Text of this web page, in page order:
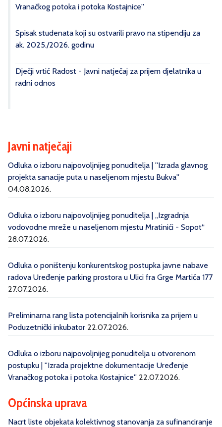
Vranačkog potoka i potoka Kostajnice''
Spisak studenata koji su ostvarili pravo na stipendiju za
ak. 2025./2026. godinu
Dječji vrtić Radost - Javni natječaj za prijem djelatnika u
radni odnos
Javni natječaji
Odluka o izboru najpovoljnijeg ponuditelja | ''Izrada glavnog
projekta sanacije puta u naseljenom mjestu Bukva''
04.08.2026.
Odluka o izboru najpovoljnijeg ponuditelja | „Izgradnja
vodovodne mreže u naseljenom mjestu Mratinići - Sopot“
28.07.2026.
Odluka o poništenju konkurentskog postupka javne nabave
radova Uređenje parking prostora u Ulici fra Grge Martića 177
27.07.2026.
Preliminarna rang lista potencijalnih korisnika za prijem u
Poduzetnički inkubator 22.07.2026.
Odluka o izboru najpovoljnijeg ponuditelja u otvorenom
postupku | ''Izrada projektne dokumentacije Uređenje
Vranačkog potoka i potoka Kostajnice'' 22.07.2026.
Općinska uprava
Nacrt liste objekata kolektivnog stanovanja za sufinanciranje